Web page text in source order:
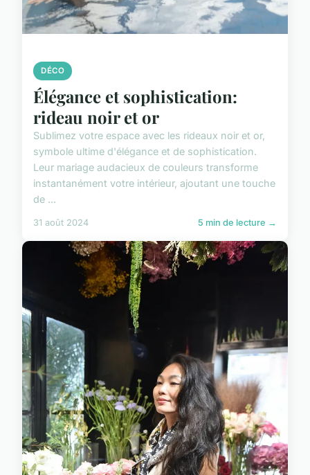
DÉCO
Élégance et sophistication:
rideau noir et or
Sublimez votre espace avec les rideaux noir et or,
symbole ultime d'élégance et de sophistication.
Leur mariage audacieux de couleurs transforme
instantanément votre intérieur, ajoutant une touche
de ...
31 août 2024 5 min de lecture →